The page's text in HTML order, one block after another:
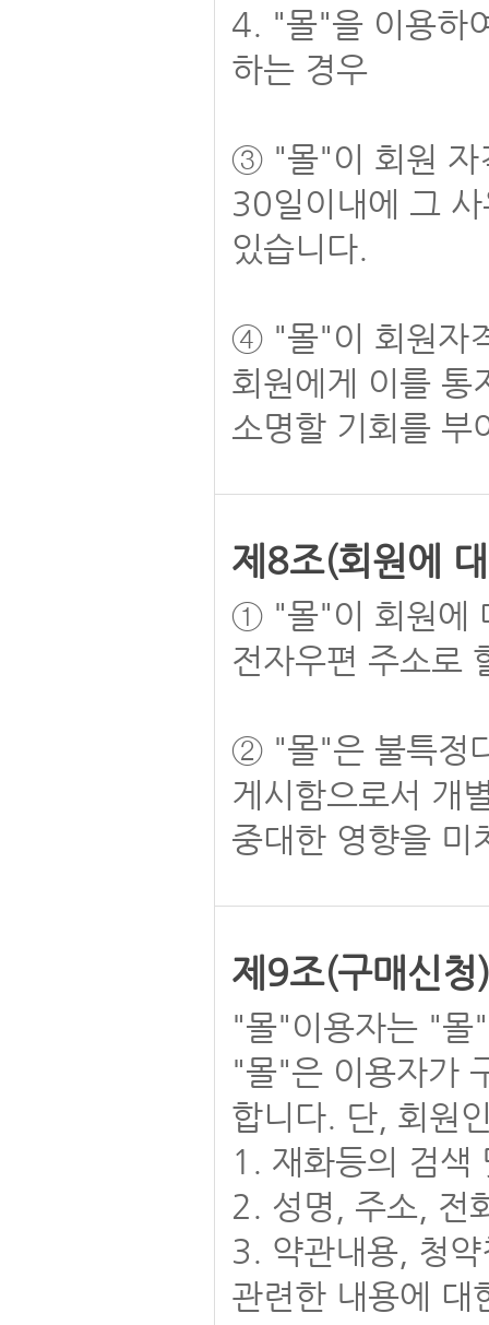
4. "몰"을 이용하
하는 경우
③ "몰"이 회원 자
30일이내에 그
있습니다.
④ "몰"이 회원자
회원에게 이를 통
소명할 기회를 부
제8조(회원에
① "몰"이 회원에
전자우편 주소로
② "몰"은 불특정
게시함으로서 개
중대한 영향을 미
제9조(구매신청)
"몰"이용자는 "몰
"몰"은 이용자가
합니다. 단, 회원
1. 재화등의 검색
2. 성명, 주소, 전
3. 약관내용, 청
관련한 내용에 대